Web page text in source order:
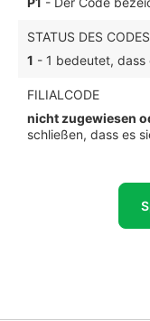
STATUS DES CODES
1 - 1 bedeutet,
FILIALCODE
nicht zugewiesen
schließen, dass es